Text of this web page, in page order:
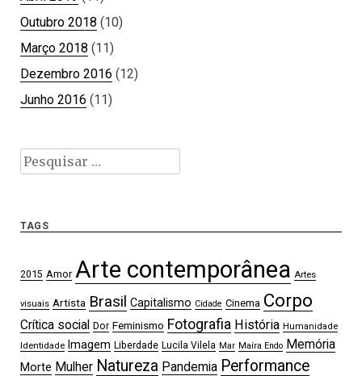
Outubro 2018 (10)
Março 2018 (11)
Dezembro 2016 (12)
Junho 2016 (11)
Pesquisar
por:
TAGS
2015 Amor Arte contemporânea Artes
visuais Artista Brasil Capitalismo Cidade Cinema Corpo
Crítica social Dor Feminismo Fotografia História Humanidade
Identidade Imagem Liberdade Lucila Vilela Mar Maíra Endo Memória
Morte Mulher Natureza Pandemia Performance